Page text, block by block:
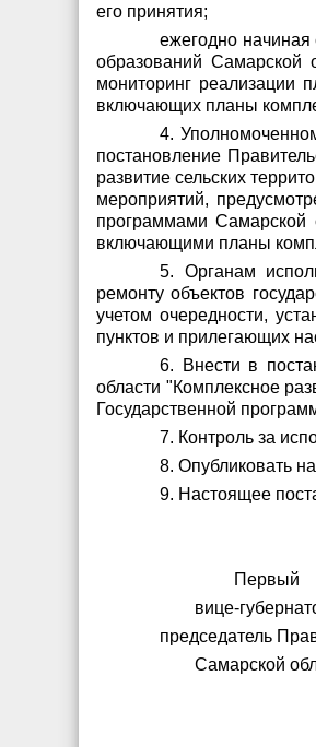
его принятия;
ежегодно
образований Самарской
мониторинг реализации
включающих планы
4.
постановление
развитие сельских
мероприятий,
программами Самарской
включающими планы
5. Органам
ремонту объектов
учетом очередности,
пунктов и прилегающих
6. Внести в
области "Комплексное
Государственной
7. Контроль за
8. Опубликовать
9. Настоящее
Первый
вице-
председатель
Самарской